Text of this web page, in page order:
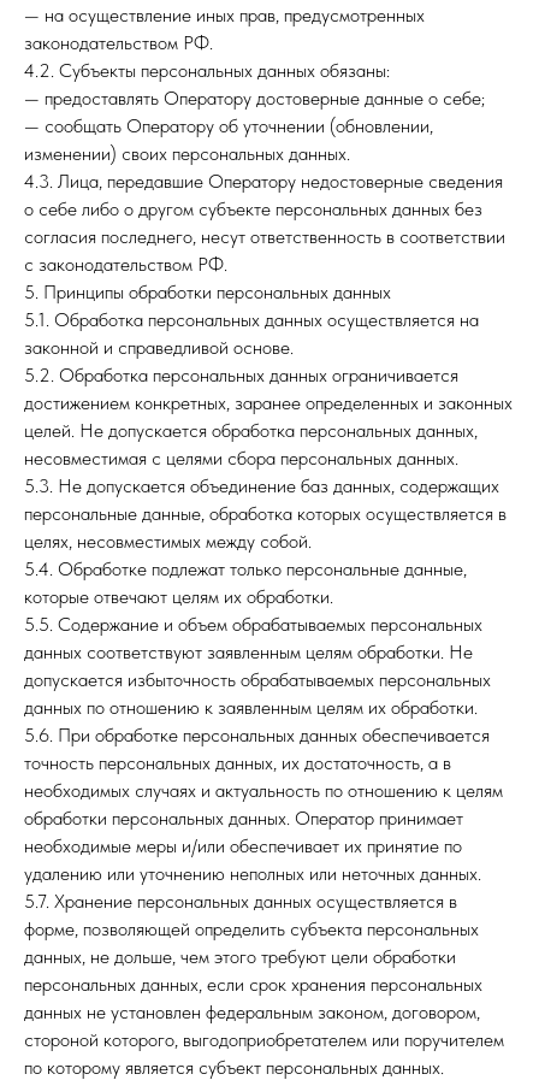
— на осуществление иных прав, предусмотренных
законодательством РФ.
4.2. Субъекты персональных данных обязаны:
— предоставлять Оператору достоверные данные о себе;
— сообщать Оператору об уточнении (обновлении,
изменении) своих персональных данных.
4.3. Лица, передавшие Оператору недостоверные сведения
о себе либо о другом субъекте персональных данных без
согласия последнего, несут ответственность в соответствии
с законодательством РФ.
5. Принципы обработки персональных данных
5.1. Обработка персональных данных осуществляется на
законной и справедливой основе.
5.2. Обработка персональных данных ограничивается
достижением конкретных, заранее определенных и законных
целей. Не допускается обработка персональных данных,
несовместимая с целями сбора персональных данных.
5.3. Не допускается объединение баз данных, содержащих
персональные данные, обработка которых осуществляется в
целях, несовместимых между собой.
5.4. Обработке подлежат только персональные данные,
которые отвечают целям их обработки.
5.5. Содержание и объем обрабатываемых персональных
данных соответствуют заявленным целям обработки. Не
допускается избыточность обрабатываемых персональных
данных по отношению к заявленным целям их обработки.
5.6. При обработке персональных данных обеспечивается
точность персональных данных, их достаточность, а в
необходимых случаях и актуальность по отношению к целям
обработки персональных данных. Оператор принимает
необходимые меры и/или обеспечивает их принятие по
удалению или уточнению неполных или неточных данных.
5.7. Хранение персональных данных осуществляется в
форме, позволяющей определить субъекта персональных
данных, не дольше, чем этого требуют цели обработки
персональных данных, если срок хранения персональных
данных не установлен федеральным законом, договором,
стороной которого, выгодоприобретателем или поручителем
по которому является субъект персональных данных.